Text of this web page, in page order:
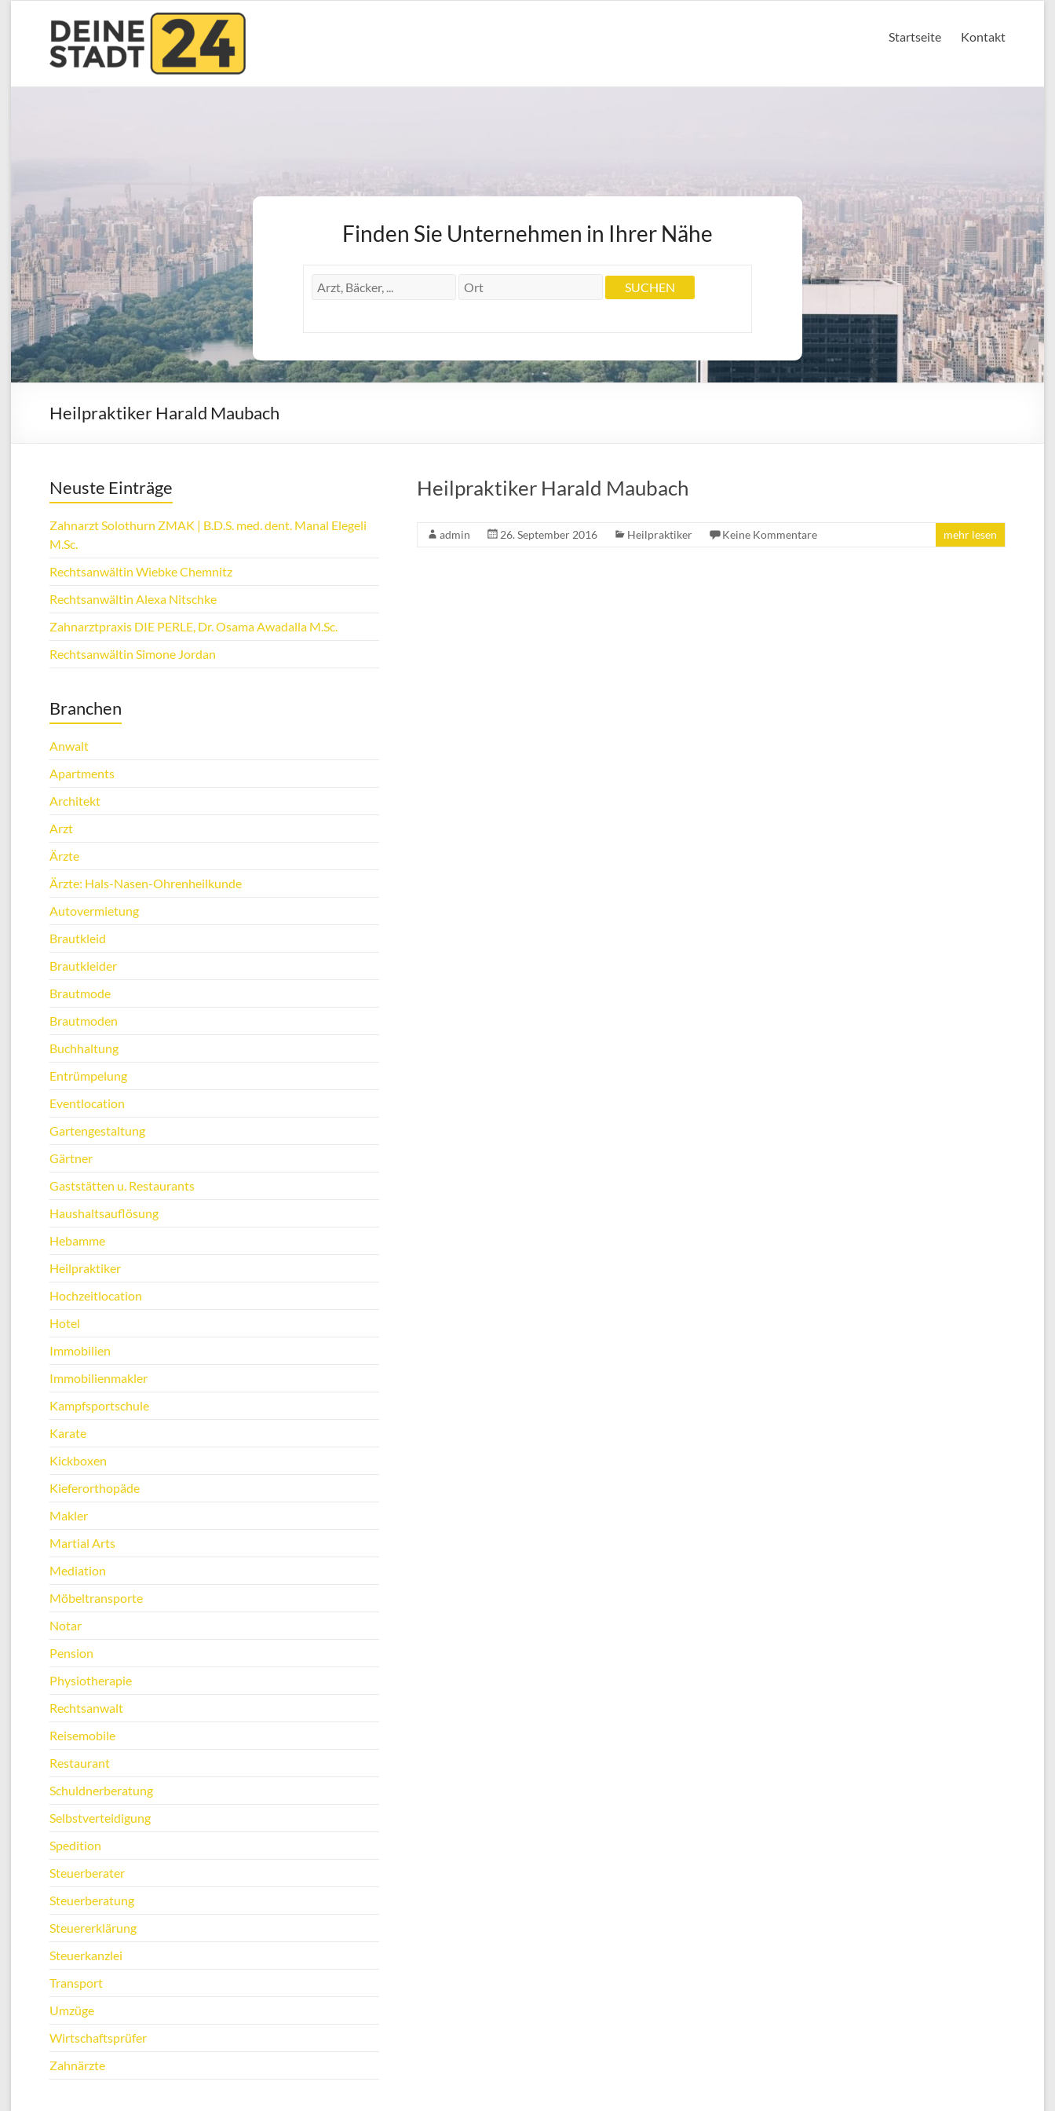
Startseite Kontakt
Heilpraktiker Harald Maubach
Finden Sie Unternehmen in Ihrer Nähe
Heilpraktiker Harald Maubach
admin 26. September 2016 Heilpraktiker Keine Kommentare mehr lesen
Neuste Einträge
Zahnarzt Solothurn ZMAK | B.D.S. med. dent. Manal Elegeli
M.Sc.
Rechtsanwältin Wiebke Chemnitz
Rechtsanwältin Alexa Nitschke
Zahnarztpraxis DIE PERLE, Dr. Osama Awadalla M.Sc.
Rechtsanwältin Simone Jordan
Branchen
Anwalt
Apartments
Architekt
Arzt
Ärzte
Ärzte: Hals-Nasen-Ohrenheilkunde
Autovermietung
Brautkleid
Brautkleider
Brautmode
Brautmoden
Buchhaltung
Entrümpelung
Eventlocation
Gartengestaltung
Gärtner
Gaststätten u. Restaurants
Haushaltsauflösung
Hebamme
Heilpraktiker
Hochzeitlocation
Hotel
Immobilien
Immobilienmakler
Kampfsportschule
Karate
Kickboxen
Kieferorthopäde
Makler
Martial Arts
Mediation
Möbeltransporte
Notar
Pension
Physiotherapie
Rechtsanwalt
Reisemobile
Restaurant
Schuldnerberatung
Selbstverteidigung
Spedition
Steuerberater
Steuerberatung
Steuererklärung
Steuerkanzlei
Transport
Umzüge
Wirtschaftsprüfer
Zahnärzte